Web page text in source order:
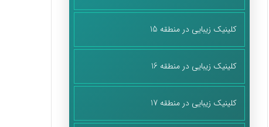
کلینیک زیبایی در منطقه 15
کلینیک زیبایی در منطقه 16
کلینیک زیبایی در منطقه 17